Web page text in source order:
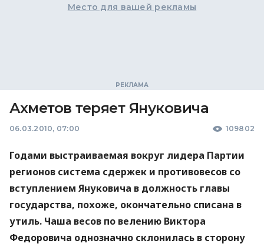
Место для вашей рекламы
Ахметов теряет Януковича
06.03.2010, 07:00 109802
Годами выстраиваемая вокруг лидера Партии
регионов система сдержек и противовесов со
вступлением Януковича в должность главы
государства, похоже, окончательно списана в
утиль. Чаша весов по велению Виктора
Федоровича однозначно склонилась в сторону